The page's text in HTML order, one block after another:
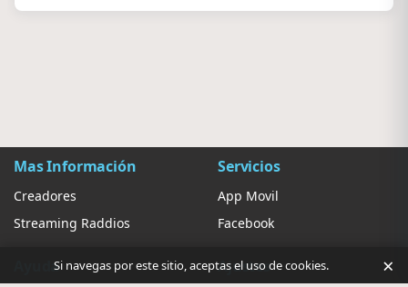
Mas Información
Creadores
Streaming Raddios
Servicios
App Movil
Facebook
Ayuda Ajustes
Si navegas por este sitio, aceptas el uso de cookies. ×